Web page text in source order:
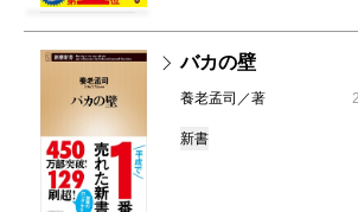
バカの壁
養老孟司／著
新書